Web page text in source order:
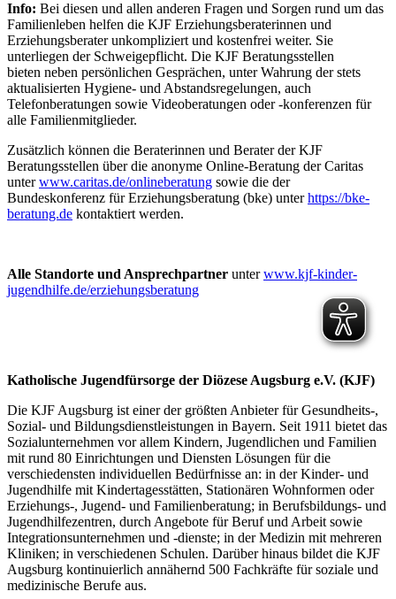
Info: Bei diesen und allen anderen Fragen und Sorgen rund um das
Familienleben helfen die KJF Erziehungsberaterinnen und
Erziehungsberater unkompliziert und kostenfrei weiter. Sie
unterliegen der Schweigepflicht. Die KJF Beratungsstellen
bieten neben persönlichen Gesprächen, unter Wahrung der stets
aktualisierten Hygiene- und Abstandsregelungen, auch
Telefonberatungen sowie Videoberatungen oder -konferenzen für
alle Familienmitglieder.
Zusätzlich können die Beraterinnen und Berater der KJF
Beratungsstellen über die anonyme Online-Beratung der Caritas
unterwww.caritas.de/onlineberatung sowie die der
Bundeskonferenz für Erziehungsberatung (bke) unterhttps://bke-
beratung.de kontaktiert werden.
Alle Standorte und Ansprechpartner unterwww.kjf-kinder-
jugendhilfe.de/erziehungsberatung
Katholische Jugendfürsorge der Diözese Augsburg e.V. (KJF)
Die KJF Augsburg ist einer der größten Anbieter für Gesundheits-,
Sozial- und Bildungsdienstleistungen in Bayern. Seit 1911 bietet das
Sozialunternehmen vor allem Kindern, Jugendlichen und Familien
mit rund 80 Einrichtungen und Diensten Lösungen für die
verschiedensten individuellen Bedürfnisse an: in der Kinder- und
Jugendhilfe mit Kindertagesstätten, Stationären Wohnformen oder
Erziehungs-, Jugend- und Familienberatung; in Berufsbildungs- und
Jugendhilfezentren, durch Angebote für Beruf und Arbeit sowie
Integrationsunternehmen und -dienste; in der Medizin mit mehreren
Kliniken; in verschiedenen Schulen. Darüber hinaus bildet die KJF
Augsburg kontinuierlich annähernd 500 Fachkräfte für soziale und
medizinische Berufe aus.